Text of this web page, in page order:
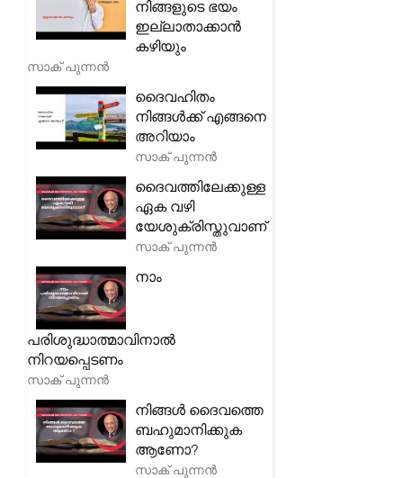
നിങ്ങളുടെ ഭയം
ഇല്ലാതാക്കാൻ
കഴിയും
സാക് പുന്നൻ
ദൈവഹിതം
നിങ്ങൾക്ക് എങ്ങനെ
അറിയാം
സാക് പുന്നൻ
ദൈവത്തിലേക്കുള്ള
ഏക വഴി
യേശുക്രിസ്തുവാണ്
സാക് പുന്നൻ
നാം
പരിശുദ്ധാത്മാവിനാൽ
നിറയപ്പെടണം
സാക് പുന്നൻ
നിങ്ങൾ ദൈവത്തെ
ബഹുമാനിക്കുക
ആണോ?
സാക് പുന്നൻ